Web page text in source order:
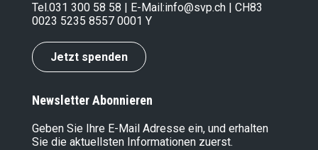
Tel.031 300 58 58 | E-Mail:info@svp.ch | CH83
0023 5235 8557 0001 Y
Jetzt spenden
Newsletter Abonnieren
Geben Sie Ihre E-Mail Adresse ein, und erhalten
Sie die aktuellsten Informationen zuerst.